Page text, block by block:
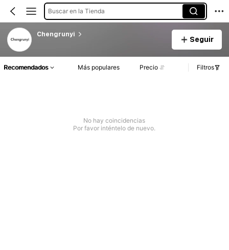
Buscar en la Tienda
Chengrunyi
Seguir
Recomendados Más populares Precio Filtros
No hay coincidencias
Por favor inténtelo de nuevo.